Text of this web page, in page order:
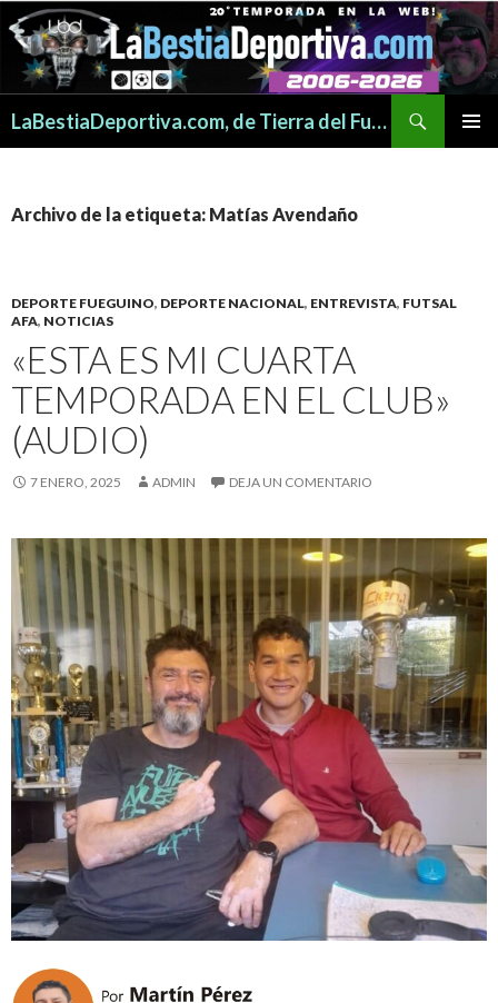
LaBestiaDeportiva.com, de Tierra del Fuego para todo el mundo
Archivo de la etiqueta: Matías Avendaño
DEPORTE FUEGUINO, DEPORTE NACIONAL, ENTREVISTA, FUTSAL
AFA, NOTICIAS
«ESTA ES MI CUARTA
TEMPORADA EN EL CLUB»
(AUDIO)
7 ENERO, 2025 ADMIN DEJA UN COMENTARIO